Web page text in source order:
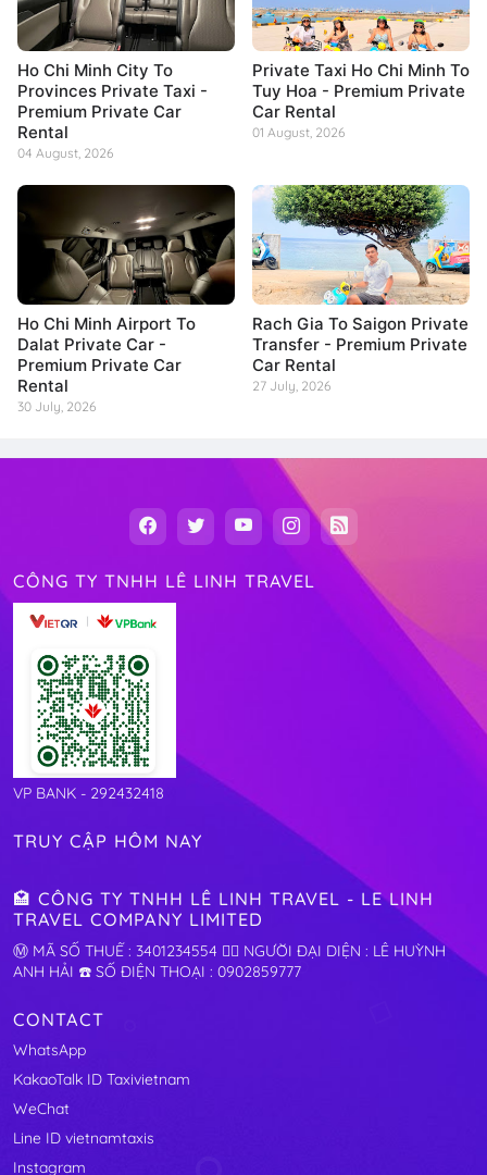
Ho Chi Minh City To
Provinces Private Taxi -
Premium Private Car
Rental
04 August, 2026
Private Taxi Ho Chi Minh To
Tuy Hoa - Premium Private
Car Rental
01 August, 2026
Ho Chi Minh Airport To
Dalat Private Car -
Premium Private Car
Rental
30 July, 2026
Rach Gia To Saigon Private
Transfer - Premium Private
Car Rental
27 July, 2026
CÔNG TY TNHH LÊ LINH TRAVEL
VP BANK - 292432418
TRUY CẬP HÔM NAY
🏩 CÔNG TY TNHH LÊ LINH TRAVEL - LE LINH
TRAVEL COMPANY LIMITED
Ⓜ️ MÃ SỐ THUẾ : 3401234554 🧛‍♂️ NGƯỜI ĐẠI DIỆN : LÊ HUỲNH
ANH HẢI ☎️ SỐ ĐIỆN THOẠI : 0902859777
CONTACT
WhatsApp
KakaoTalk ID Taxivietnam
WeChat
Line ID vietnamtaxis
Instagram